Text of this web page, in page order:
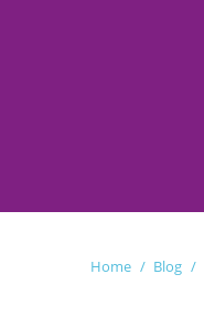
Home Blog